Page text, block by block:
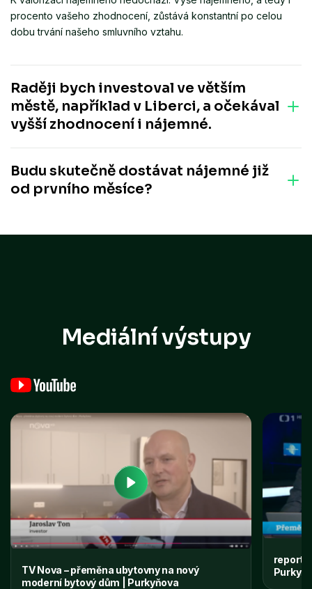
procento vašeho zhodnocení, zůstává konstantní po celou
dobu trvání našeho smluvního vztahu.
Raději bych investoval ve větším
městě, například v Liberci, a očekával
vyšší zhodnocení i nájemné.
dosáhnout takových výnosových procent, jaká nabízí Salutem
Real v perspektivních regionech. Návratnost investice ve
Budu skutečně dostávat nájemné již
od prvního měsíce?
smlouvu. Od tohoto okamžiku vám po celou dobu platnosti
Mediální výstupy
TV Nova – přeměna ubytovny na nový
moderní bytový dům | Purkyňova